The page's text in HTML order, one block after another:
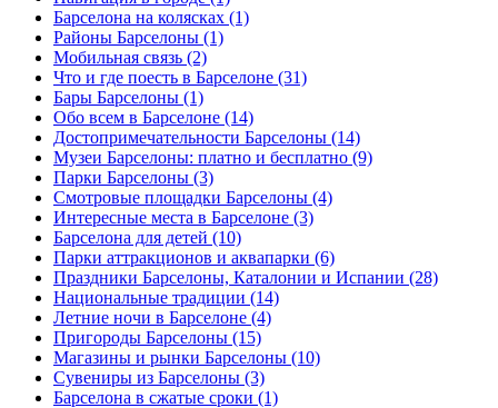
Барселона на колясках (1)
Районы Барселоны (1)
Мобильная связь (2)
Что и где поесть в Барселоне (31)
Бары Барселоны (1)
Обо всем в Барселоне (14)
Достопримечательности Барселоны (14)
Музеи Барселоны: платно и бесплатно (9)
Парки Барселоны (3)
Смотровые площадки Барселоны (4)
Интересные места в Барселоне (3)
Барселона для детей (10)
Парки аттракционов и аквапарки (6)
Праздники Барселоны, Каталонии и Испании (28)
Национальные традиции (14)
Летние ночи в Барселоне (4)
Пригороды Барселоны (15)
Магазины и рынки Барселоны (10)
Сувениры из Барселоны (3)
Барселона в сжатые сроки (1)